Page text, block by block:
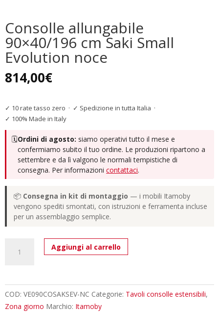
Consolle allungabile
90×40/196 cm Saki Small
Evolution noce
814,00€
✓ 10 rate tasso zero · ✓ Spedizione in tutta Italia ·
✓ 100% Made in Italy
🗓️Ordini di agosto: siamo operativi tutto il mese e
confermiamo subito il tuo ordine. Le produzioni ripartono a
settembre e da lì valgono le normali tempistiche di
consegna. Per informazionicontattaci.
📦 Consegna in kit di montaggio — i mobili Itamoby
vengono spediti smontati, con istruzioni e ferramenta incluse
per un assemblaggio semplice.
allungabile
Saki
Small
Aggiungi al carrello
COD: VE090COSAKSEV-NC Categorie: Tavoli consolle estensibili,
Zona giorno Marchio: Itamoby